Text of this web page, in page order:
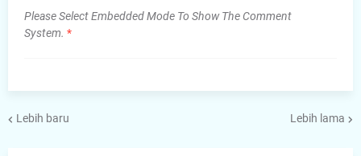
Please Select Embedded Mode To Show The Comment
System. *
Lebih baru Lebih lama